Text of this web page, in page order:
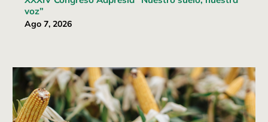
voz”
Ago 7, 2026